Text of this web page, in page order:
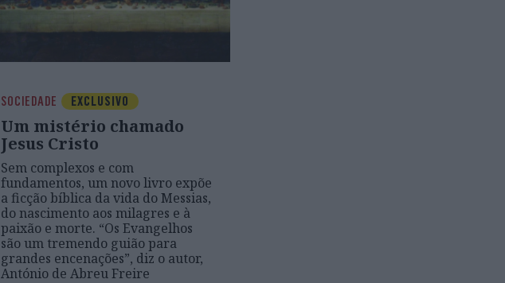
SOCIEDADE EXCLUSIVO
Um mistério chamado
Jesus Cristo
Sem complexos e com
fundamentos, um novo livro expõe
a ficção bíblica da vida do Messias,
do nascimento aos milagres e à
paixão e morte. “Os Evangelhos
são um tremendo guião para
grandes encenações”, diz o autor,
António de Abreu Freire